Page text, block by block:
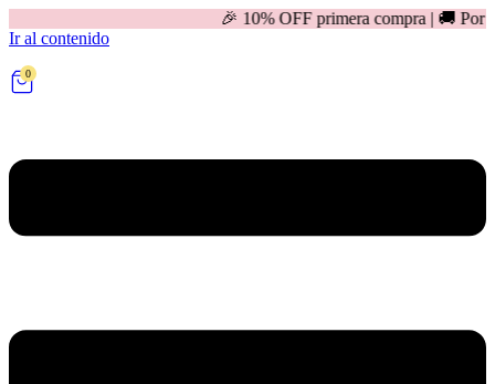
🎉 10% OFF primera compra | 🚚 Por compras
Ir al contenido
0